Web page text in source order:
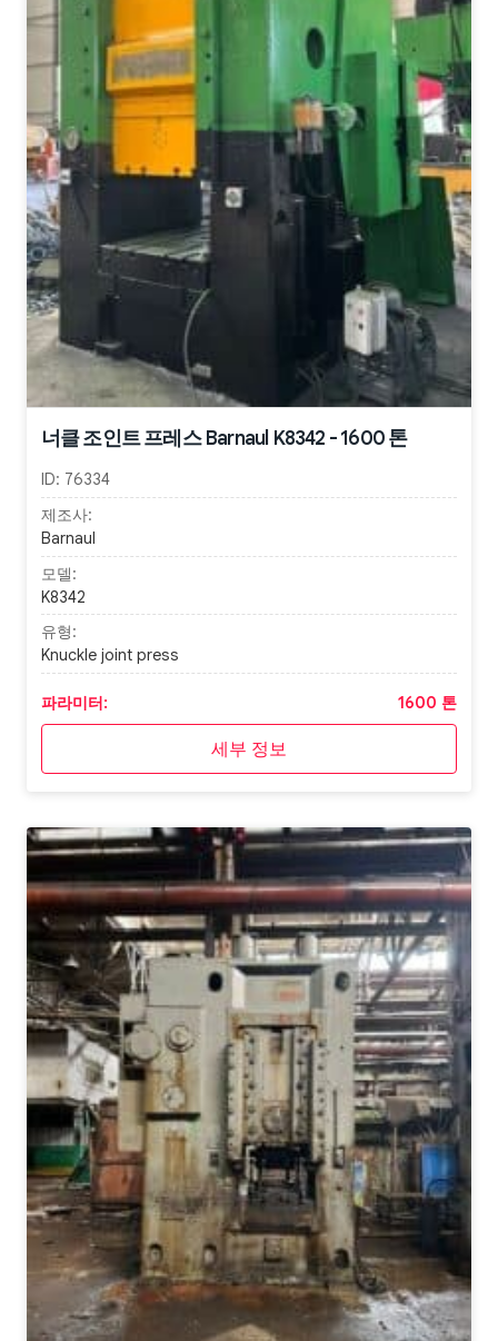
너클 조인트 프레스 Barnaul K8342 - 1600 톤
ID: 76334
제조사:
Barnaul
모델:
K8342
유형:
Knuckle joint press
파라미터: 1600 톤
세부 정보